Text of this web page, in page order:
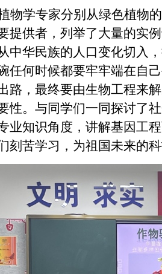
物学专家分别从绿色植物
提供者，列举了大量的实
中华民族的人口变化切入
任何时候都要牢牢端在自
路，最终要由生物工程来
性。与同学们一同探讨了
业知识角度，讲解基因工
刻苦学习，为祖国未来的